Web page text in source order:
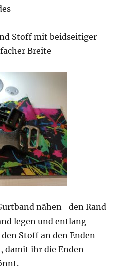
Stoff mit beidseitiger
Breite
nähen- den Rand
legen und entlang
Stoff an den Enden
damit ihr die Enden